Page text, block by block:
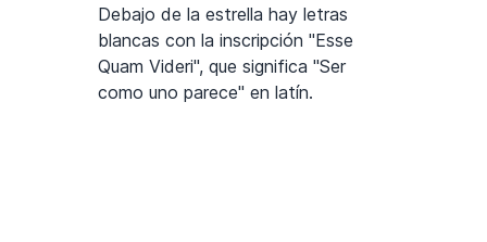
Debajo de la estrella hay letras
blancas con la inscripción "Esse
Quam Videri", que significa "Ser
como uno parece" en latín.